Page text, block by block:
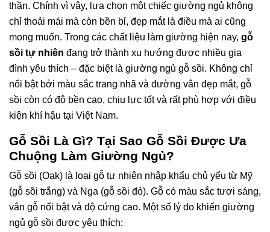
thần. Chính vì vậy, lựa chọn một chiếc giường ngủ không
chỉ thoải mái mà còn bền bỉ, đẹp mắt là điều mà ai cũng
mong muốn. Trong các chất liệu làm giường hiện nay, gỗ
sồi tự nhiên đang trở thành xu hướng được nhiều gia
đình yêu thích – đặc biệt là giường ngủ gỗ sồi. Không chỉ
nổi bật bởi màu sắc trang nhã và đường vân đẹp mắt, gỗ
sồi còn có độ bền cao, chịu lực tốt và rất phù hợp với điều
kiện khí hậu tại Việt Nam.
Gỗ Sồi Là Gì? Tại Sao Gỗ Sồi Được Ưa
Chuộng Làm Giường Ngủ?
Gỗ sồi (Oak) là loại gỗ tự nhiên nhập khẩu chủ yếu từ Mỹ
(gỗ sồi trắng) và Nga (gỗ sồi đỏ). Gỗ có màu sắc tươi sáng,
vân gỗ nổi bật và độ cứng cao. Một số lý do khiến giường
ngủ gỗ sồi được yêu thích: